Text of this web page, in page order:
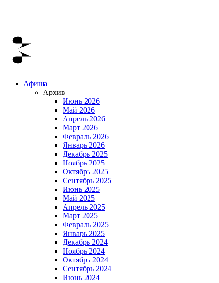
Афиша
Архив
Июнь 2026
Май 2026
Апрель 2026
Март 2026
Февраль 2026
Январь 2026
Декабрь 2025
Ноябрь 2025
Октябрь 2025
Сентябрь 2025
Июнь 2025
Май 2025
Апрель 2025
Март 2025
Февраль 2025
Январь 2025
Декабрь 2024
Ноябрь 2024
Октябрь 2024
Сентябрь 2024
Июнь 2024